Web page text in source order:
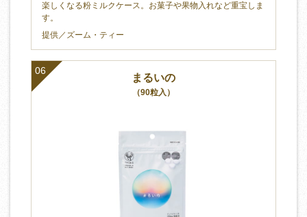
楽しくなる粉ミルクケース。お菓子や果物入れなど重宝しま
す。
提供／ズーム・ティー
06
まるいの
（90粒入）